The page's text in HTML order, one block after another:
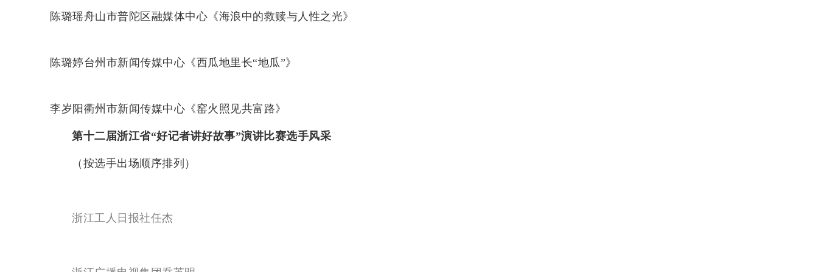
陈璐瑶舟山市普陀区融媒体中心《海浪中的救赎与人性之光》
陈璐婷台州市新闻传媒中心《西瓜地里长“地瓜”》
李岁阳衢州市新闻传媒中心《窑火照见共富路》
第十二届浙江省“好记者讲好故事”演讲比赛选手风采
（按选手出场顺序排列）
浙江工人日报社任杰